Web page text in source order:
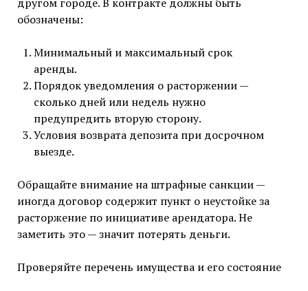
обозначены:
Минимальный и максимальный срок
аренды.
Порядок уведомления о расторжении —
сколько дней или недель нужно
предупредить вторую сторону.
Условия возврата депозита при досрочном
выезде.
Обращайте внимание на штрафные санкции —
иногда договор содержит пункт о неустойке за
расторжение по инициативе арендатора. Не
заметить это — значит потерять деньги.
Проверяйте перечень имущества и его состояние